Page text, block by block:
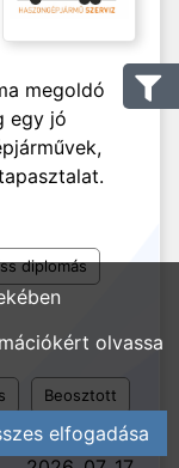
megoldó
egy jó
diplomás
Beosztott
olvassa
elfogadása